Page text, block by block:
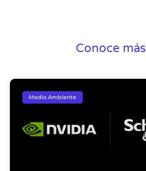
Conoce más
Medio Ambiente